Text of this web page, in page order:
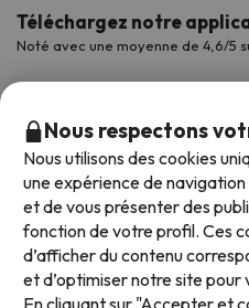
Téléchargez notre
Noté avec une moyenne de 4,6/5
Modes de paiement
Nous respectons
Nous utilisons des cookies
une expérience de
et de vous présenter des
fonction de votre profil. Ces
d’afficher du contenu
et d’optimiser notre site pour
En cliquant sur "Accepter et